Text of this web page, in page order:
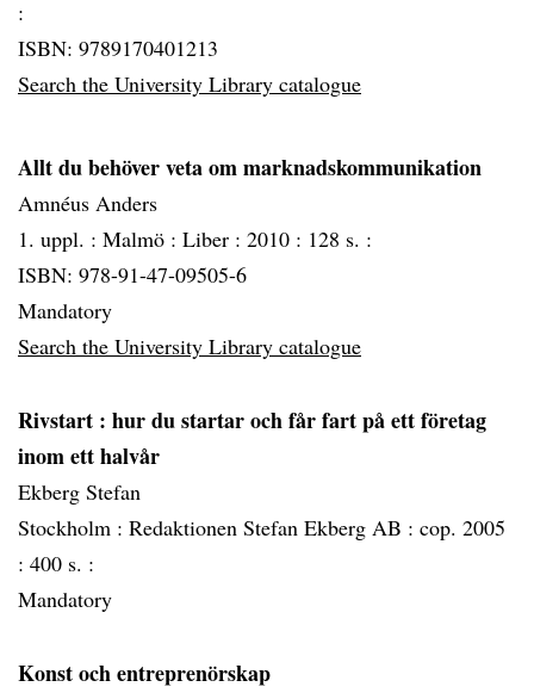
:
ISBN: 9789170401213
Search the University Library catalogue
Allt du behöver veta om marknadskommunikation
Amnéus Anders
1. uppl. : Malmö : Liber : 2010 : 128 s. :
ISBN: 978-91-47-09505-6
Mandatory
Search the University Library catalogue
Rivstart : hur du startar och får fart på ett företag
inom ett halvår
Ekberg Stefan
Stockholm : Redaktionen Stefan Ekberg AB : cop. 2005
: 400 s. :
Mandatory
Konst och entreprenörskap